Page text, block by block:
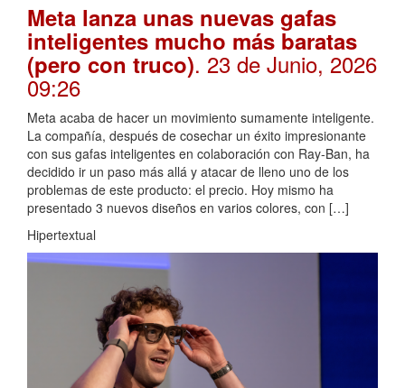
Meta lanza unas nuevas gafas
inteligentes mucho más baratas
(pero con truco). 23 de Junio, 2026
09:26
Meta acaba de hacer un movimiento sumamente inteligente.
La compañía, después de cosechar un éxito impresionante
con sus gafas inteligentes en colaboración con Ray-Ban, ha
decidido ir un paso más allá y atacar de lleno uno de los
problemas de este producto: el precio. Hoy mismo ha
presentado 3 nuevos diseños en varios colores, con […]
Hipertextual